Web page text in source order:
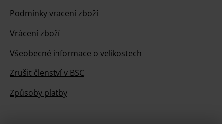
Podmínky vracení zboží
Vrácení zboží
Všeobecné informace o velikostech
Zrušit členství v BSC
Způsoby platby